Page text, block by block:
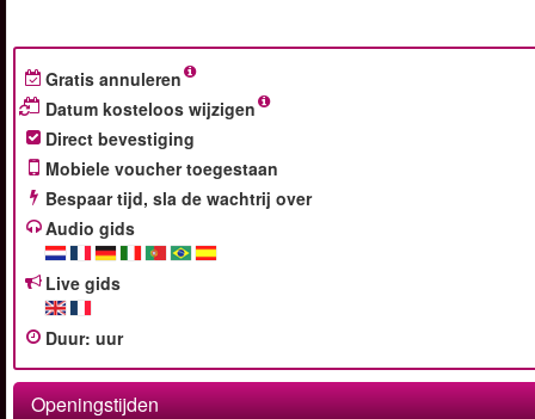
Gratis annuleren
Datum kosteloos wijzigen
Direct bevestiging
Mobiele voucher toegestaan
Bespaar tijd, sla de wachtrij over
Audio gids
Live gids
Duur: uur
Openingstijden